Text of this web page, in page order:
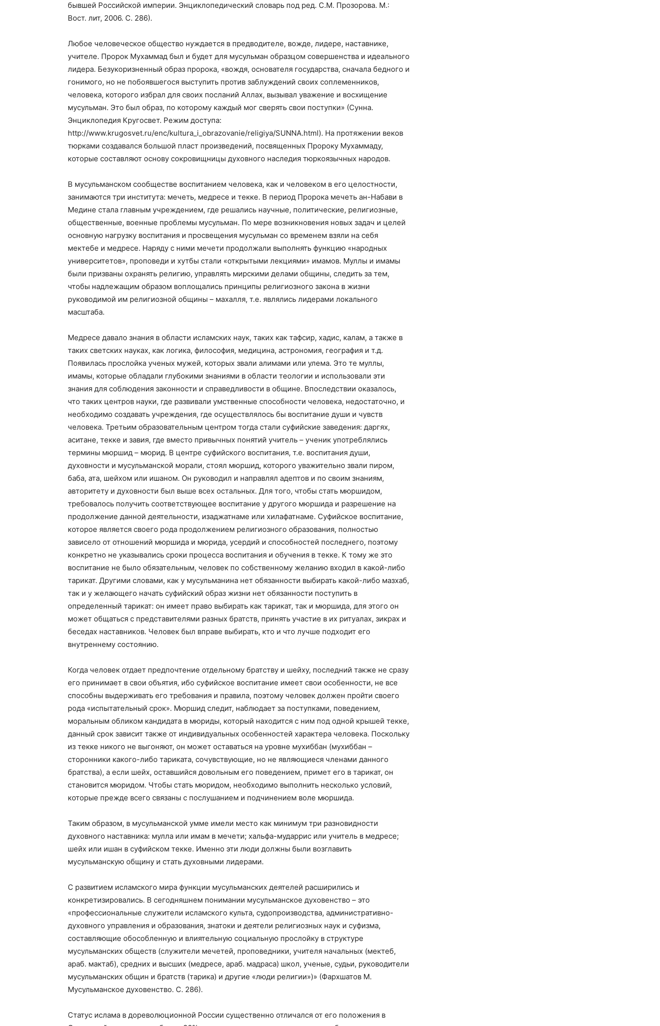
бывшей Российской империи. Энциклопедический словарь под ред. С.М. Прозорова. М.:
Вост. лит, 2006. С. 286).
Любое человеческое общество нуждается в предводителе, вожде, лидере, наставнике,
учителе. Пророк Мухаммад был и будет для мусульман образцом совершенства и идеального
лидера. Безукоризненный образ пророка, «вождя, основателя государства, сначала бедного и
гонимого, но не побоявшегося выступить против заблуждений своих соплеменников,
человека, которого избрал для своих посланий Аллах, вызывал уважение и восхищение
мусульман. Это был образ, по которому каждый мог сверять свои поступки» (Сунна.
Энциклопедия Кругосвет. Режим доступа:
http://www.krugosvet.ru/enc/kultura i obrazovanie/religiya/SUNNA.html). На протяжении веков
тюрками создавался большой пласт произведений, посвященных Пророку Мухаммаду,
которые составляют основу сокровищницы духовного наследия тюркоязычных народов.
В мусульманском сообществе воспитанием человека, как и человеком в его целостности,
занимаются три института: мечеть, медресе и текке. В период Пророка мечеть ан-Набави в
Медине стала главным учреждением, где решались научные, политические, религиозные,
общественные, военные проблемы мусульман. По мере возникновения новых задач и целей
основную нагрузку воспитания и просвещения мусульман со временем взяли на себя
мектебе и медресе. Наряду с ними мечети продолжали выполнять функцию «народных
университетов», проповеди и хутбы стали «открытыми лекциями» имамов. Муллы и имамы
были призваны охранять религию, управлять мирскими делами общины, следить за тем,
чтобы надлежащим образом воплощались принципы религиозного закона в жизни
руководимой им религиозной общины – махалля, т.е. являлись лидерами локального
масштаба.
Медресе давало знания в области исламских наук, таких как тафсир, хадис, калам, а также в
таких светских науках, как логика, философия, медицина, астрономия, география и т.д.
Появилась прослойка ученых мужей, которых звали алимами или улема. Это те муллы,
имамы, которые обладали глубокими знаниями в области теологии и использовали эти
знания для соблюдения законности и справедливости в общине. Впоследствии оказалось,
что таких центров науки, где развивали умственные способности человека, недостаточно, и
необходимо создавать учреждения, где осуществлялось бы воспитание души и чувств
человека. Третьим образовательным центром тогда стали суфийские заведения: даргях,
аситане, текке и завия, где вместо привычных понятий учитель – ученик употреблялись
термины мюршид – мюрид. В центре суфийского воспитания, т.е. воспитания души,
духовности и мусульманской морали, стоял мюршид, которого уважительно звали пиром,
баба, ата, шейхом или ишаном. Он руководил и направлял адептов и по своим знаниям,
авторитету и духовности был выше всех остальных. Для того, чтобы стать мюршидом,
требовалось получить соответствующее воспитание у другого мюршида и разрешение на
продолжение данной деятельности, изаджатнаме или хилафатнаме. Суфийское воспитание,
которое является своего рода продолжением религиозного образования, полностью
зависело от отношений мюршида и мюрида, усердий и способностей последнего, поэтому
конкретно не указывались сроки процесса воспитания и обучения в текке. К тому же это
воспитание не было обязательным, человек по собственному желанию входил в какой-либо
тарикат. Другими словами, как у мусульманина нет обязанности выбирать какой-либо мазхаб,
так и у желающего начать суфийский образ жизни нет обязанности поступить в
определенный тарикат: он имеет право выбирать как тарикат, так и мюршида, для этого он
может общаться с представителями разных братств, принять участие в их ритуалах, зикрах и
беседах наставников. Человек был вправе выбирать, кто и что лучше подходит его
внутреннему состоянию.
Когда человек отдает предпочтение отдельному братству и шейху, последний также не сразу
его принимает в свои объятия, ибо суфийское воспитание имеет свои особенности, не все
способны выдерживать его требования и правила, поэтому человек должен пройти своего
рода «испытательный срок». Мюршид следит, наблюдает за поступками, поведением,
моральным обликом кандидата в мюриды, который находится с ним под одной крышей текке,
данный срок зависит также от индивидуальных особенностей характера человека. Поскольку
из текке никого не выгоняют, он может оставаться на уровне мухиббан (мухиббан –
сторонники какого-либо тариката, сочувствующие, но не являющиеся членами данного
братства), а если шейх, оставшийся довольным его поведением, примет его в тарикат, он
становится мюридом. Чтобы стать мюридом, необходимо выполнить несколько условий,
которые прежде всего связаны с послушанием и подчинением воле мюршида.
Таким образом, в мусульманской умме имели место как минимум три разновидности
духовного наставника: мулла или имам в мечети; хальфа-мударрис или учитель в медресе;
шейх или ишан в суфийском текке. Именно эти люди должны были возглавить
мусульманскую общину и стать духовными лидерами.
С развитием исламского мира функции мусульманских деятелей расширились и
конкретизировались. В сегодняшнем понимании мусульманское духовенство – это
«профессиональные служители исламского культа, судопроизводства, административно-
духовного управления и образования, знатоки и деятели религиозных наук и суфизма,
составляющие обособленную и влиятельную социальную прослойку в структуре
мусульманских обществ (служители мечетей, проповедники, учителя начальных (мектеб,
араб. мактаб), средних и высших (медресе, араб. мадраса) школ, ученые, судьи, руководители
мусульманских общин и братств (тарика) и другие «люди религии»)» (Фархшатов М.
Мусульманское духовенство. С. 286).
Статус ислама в дореволюционной России существенно отличался от его положения в